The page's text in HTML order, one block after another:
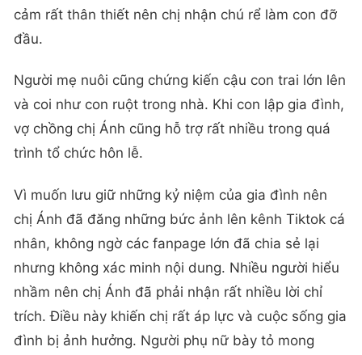
cảm rất thân thiết nên chị nhận chú rể làm con đỡ
đầu.
Người mẹ nuôi cũng chứng kiến cậu con trai lớn lên
và coi như con ruột trong nhà. Khi con lập gia đình,
vợ chồng chị Ánh cũng hỗ trợ rất nhiều trong quá
trình tổ chức hôn lễ.
Vì muốn lưu giữ những kỷ niệm của gia đình nên
chị Ánh đã đăng những bức ảnh lên kênh Tiktok cá
nhân, không ngờ các fanpage lớn đã chia sẻ lại
nhưng không xác minh nội dung. Nhiều người hiểu
nhầm nên chị Ánh đã phải nhận rất nhiều lời chỉ
trích. Điều này khiến chị rất áp lực và cuộc sống gia
đình bị ảnh hưởng. Người phụ nữ bày tỏ mong